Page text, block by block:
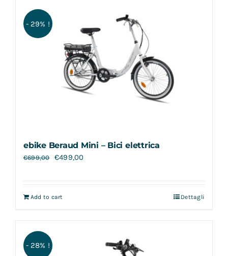
- 29% !
ebike Beraud Mini – Bici elettrica
€699,00 €499,00
Add to cart Dettagli
- 28% !